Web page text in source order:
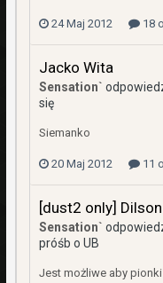
24 Maj 2012 18
Jacko Wita
Sensation`
się
Siemanko
20 Maj 2012 11
[dust2 only] Dilson
Sensation`
próśb o UB
Jest możliwe aby